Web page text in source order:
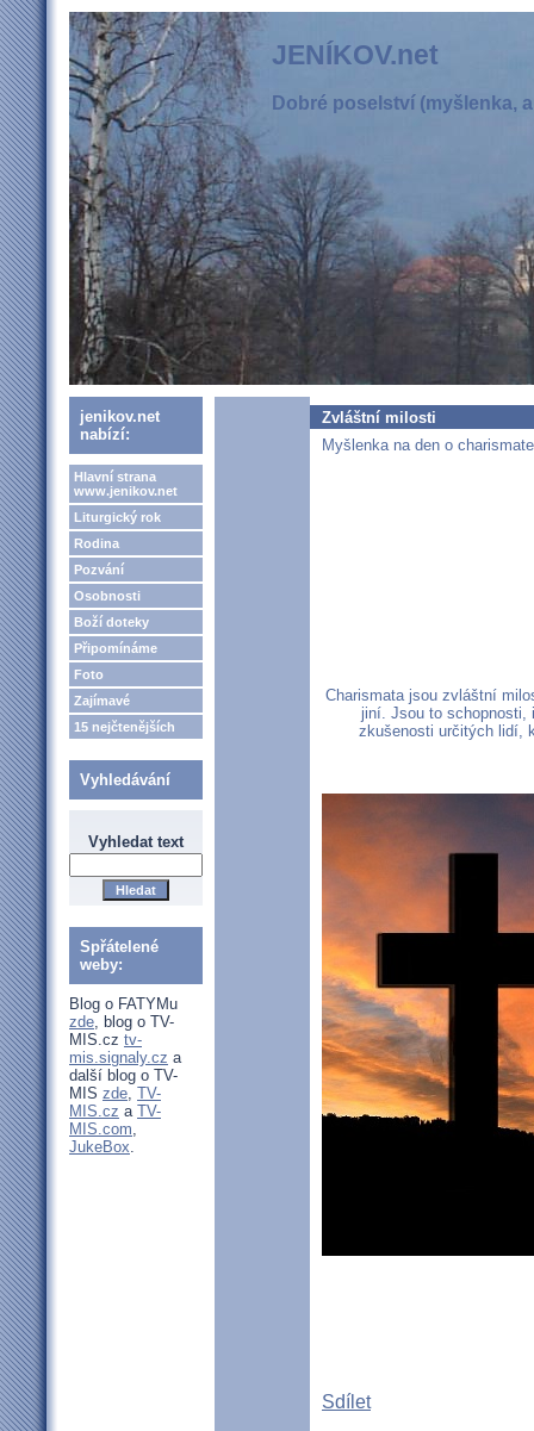
JENÍKOV.net
Dobré poselství (myšlenka,
jenikov.net
nabízí:
Hlavní strana
www.jenikov.net
Liturgický rok
Rodina
Pozvání
Osobnosti
Boží doteky
Připomínáme
Foto
Zajímavé
15 nejčtenějších
Vyhledávání
Vyhledat text
Spřátelené
weby:
Blog o FATYMu
zde, blog o TV-
MIS.cz tv-
mis.signaly.cz a
další blog o TV-
MIS zde, TV-
MIS.cz a TV-
MIS.com,
JukeBox.
Zvláštní milosti
Myšlenka na den o
Charismata jsou zvláštní
jiní. Jsou to schopnosti,
zkušenosti určitých lidí,
Sdílet